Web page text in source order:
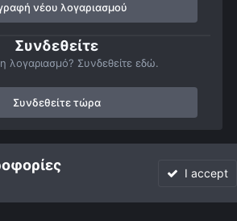
νέου λογαριασμού
Συνδεθείτε
λογαριασμό? Συνδεθείτε εδώ.
Συνδεθείτε τώρα
Σελήνη
I accept